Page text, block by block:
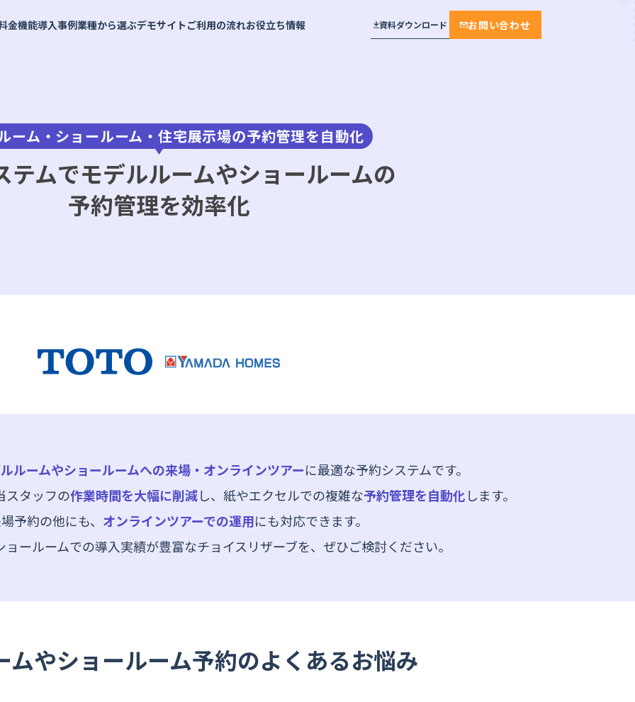
金
くあるご質問 料金シミュレーション おすすめ
機能
約メニュー設定 予約受付・管理 おすすめ
メール通知・配信
数拠点の管理
計測・分析 セキュリティ
導入事例
業界内トップクラスの充実したAPI 実績多数
他行での実績が信頼の証に。伊予銀行
が選んだ、金融機関のニーズに応える
業種から選ぶ
設・会議室
議室
ンタルスペース
ポーツ施設
イベント・セミナー
イベント
セミナー
社内研修
相談・面談・手続き
面接・説明会・研修
学校・教育機関
保育施設・託児
療・健康診断・検診 試着・試乗・体験
デモサイト
連携で予約枠を表示
行・保険
セミナー・イベント
金融機関
セミナー 実績多数
アウトドア用品
見学予約
工場見学
ご利用の流れ
お支払いについて パートナープラン おすすめ
お役立ち情報
約の知恵袋 インサイドストーリー 社員メッセージ
資料ダウンロード お問い合わせ
ーム・ショールーム・住宅展示場の予約管理を自動化
テムでモデルルームやショールームの
予約管理を効率化
ルームやショールームへの来場・オンラインツアーに最適な予約システムです。
スタッフの作業時間を大幅に削減し、紙やエクセルでの複雑な予約管理を自動化します。
予約の他にも、 オンラインツアーでの運用にも対応できます。
ールームでの導入実績が豊富なチョイスリザーブを、ぜひご検討ください。
ムやショールーム予約のよくあるお悩み